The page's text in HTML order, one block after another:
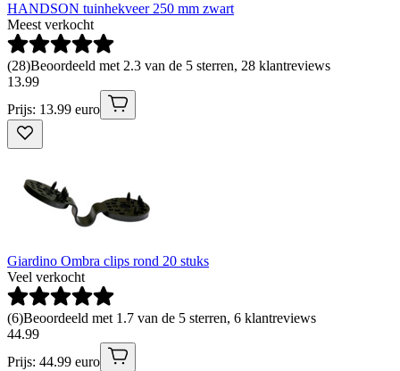
HANDSON tuinhekveer 250 mm zwart
Meest verkocht
(28)Beoordeeld met 2.3 van de 5 sterren, 28 klantreviews
13.99
Prijs: 13.99 euro
Giardino Ombra clips rond 20 stuks
Veel verkocht
(6)Beoordeeld met 1.7 van de 5 sterren, 6 klantreviews
44.99
Prijs: 44.99 euro